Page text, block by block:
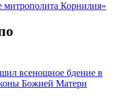
митрополита Корнилия»